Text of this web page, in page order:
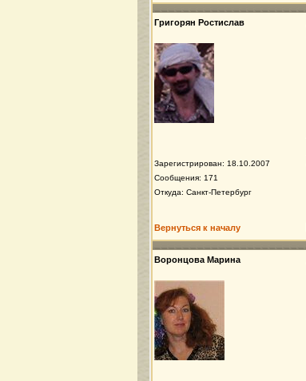
Григорян Ростислав
Зарегистрирован: 18.10.2007
Сообщения: 171
Откуда: Санкт-Петербург
Вернуться к началу
Воронцова Марина